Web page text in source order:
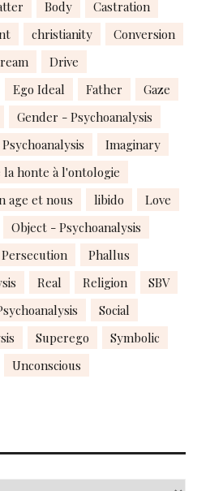
Body
Castration
christianity
Conversion
Drive
Ego Ideal Father
Gaze
Gender - Psychoanalysis
Imaginary
honte à l'ontologie
age et nous
libido
Love
Object - Psychoanalysis
Persecution
Phallus
Real Religion
SBV
Social
Superego
Symbolic
Unconscious